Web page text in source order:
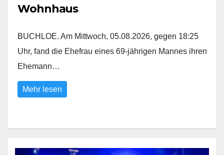
Wohnhaus
BUCHLOE. Am Mittwoch, 05.08.2026, gegen 18:25
Uhr, fand die Ehefrau eines 69-jährigen Mannes ihren
Ehemann…
Mehr lesen